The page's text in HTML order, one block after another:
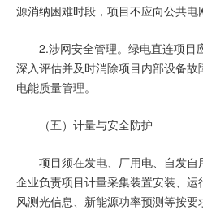
源消纳困难时段，项目不应向公共电
2.涉网安全管理。绿电直连项目
深入评估并及时消除项目内部设备
电能质量管理。
（五）计量与安全防护
项目须在发电、厂用电、自发
企业负责项目计量采集装置安装、
风测光信息、新能源功率预测等按